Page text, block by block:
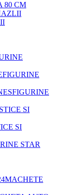
80 CM
FIGURINE
FIGURINE
SI
STAR
MACHETE